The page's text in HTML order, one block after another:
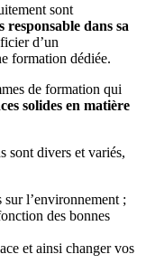
sont
dans sa
d’un
formation dédiée.
de formation qui
solides en matière
sont divers et variés,
l’environnement ;
des bonnes
et ainsi changer vos